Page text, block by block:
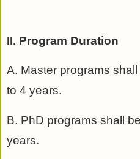
II. Program Duration
A. Master programs
to 4 years.
B. PhD programs shall
years.